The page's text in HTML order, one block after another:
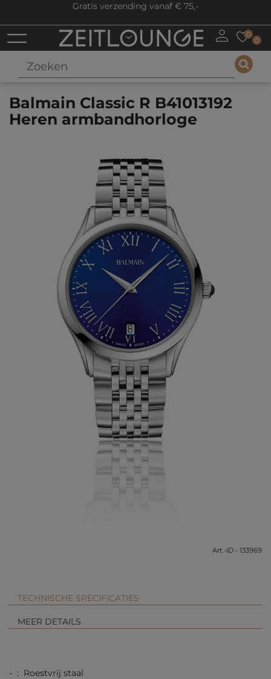
Gratis verzending vanaf € 75,-
0
0
Balmain Classic R B41013192
Heren armbandhorloge
Art.-ID - 133969
TECHNISCHE SPECIFICATIES
MEER DETAILS
- : Roestvrij staal